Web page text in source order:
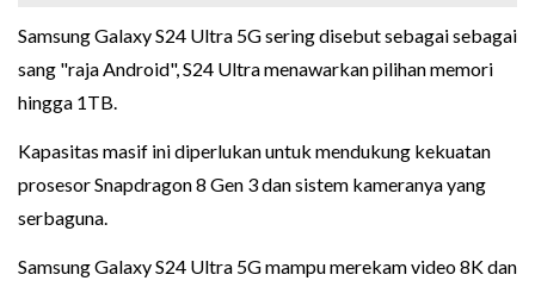
Samsung Galaxy S24 Ultra 5G sering disebut sebagai sebagai
sang "raja Android", S24 Ultra menawarkan pilihan memori
hingga 1TB.
Kapasitas masif ini diperlukan untuk mendukung kekuatan
prosesor Snapdragon 8 Gen 3 dan sistem kameranya yang
serbaguna.
Samsung Galaxy S24 Ultra 5G mampu merekam video 8K dan